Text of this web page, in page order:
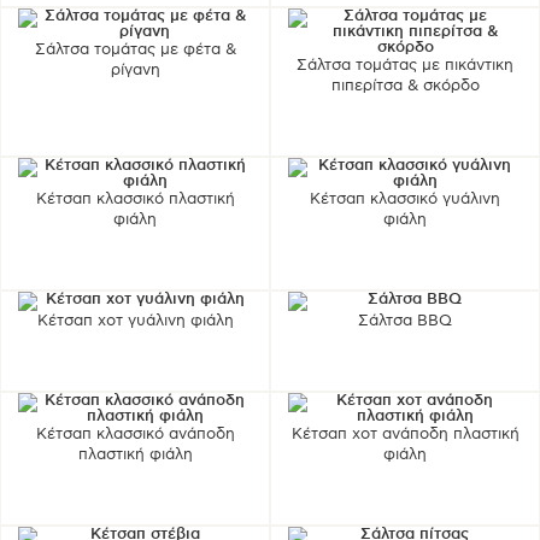
Σάλτσα τομάτας με φέτα &
ρίγανη
Σάλτσα τομάτας με πικάντικη
πιπερίτσα & σκόρδο
Κέτσαπ κλασσικό πλαστική
φιάλη
Κέτσαπ κλασσικό γυάλινη
φιάλη
Κέτσαπ χοτ γυάλινη φιάλη Σάλτσα BBQ
Κέτσαπ κλασσικό ανάποδη
πλαστική φιάλη
Κέτσαπ χοτ ανάποδη πλαστική
φιάλη